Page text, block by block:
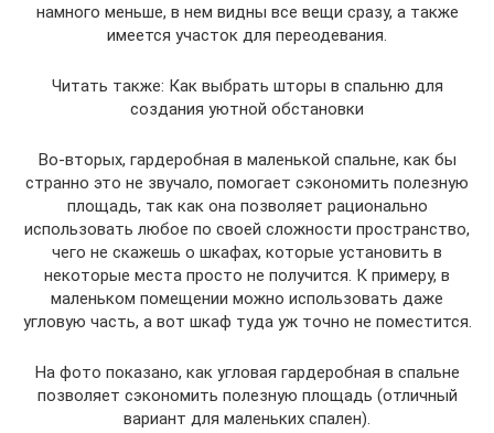
намного меньше, в нем видны все вещи сразу, а также
имеется участок для переодевания.
Читать также: Как выбрать шторы в спальню для
создания уютной обстановки
Во-вторых, гардеробная в маленькой спальне, как бы
странно это не звучало, помогает сэкономить полезную
площадь, так как она позволяет рационально
использовать любое по своей сложности пространство,
чего не скажешь о шкафах, которые установить в
некоторые места просто не получится. К примеру, в
маленьком помещении можно использовать даже
угловую часть, а вот шкаф туда уж точно не поместится.
На фото показано, как угловая гардеробная в спальне
позволяет сэкономить полезную площадь (отличный
вариант для маленьких спален).